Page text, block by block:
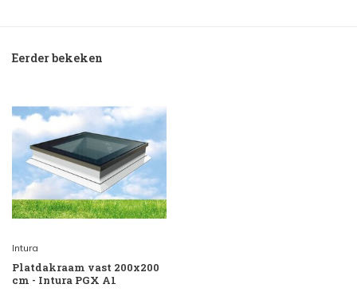
Eerder bekeken
Intura
Platdakraam vast 200x200
cm - Intura PGX A1